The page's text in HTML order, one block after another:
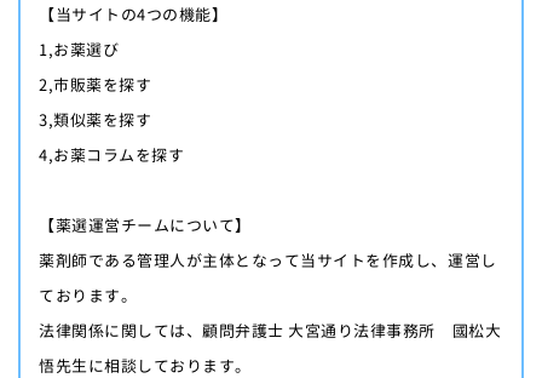
【当サイトの4つの機能】
1,お薬選び
2,市販薬を探す
3,類似薬を探す
4,お薬コラムを探す
【薬選運営チームについて】
薬剤師である管理人が主体となって当サイトを作成し、運営し
ております。
法律関係に関しては、顧問弁護士 大宮通り法律事務所 國松大
悟先生に相談しております。